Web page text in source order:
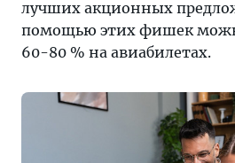
лучших акционных
помощью этих фишек
60-80 % на авиабилетах.